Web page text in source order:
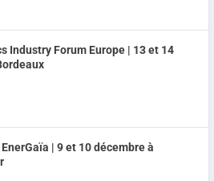
Industry Forum Europe | 13 et 14
| 9 et 10 décembre à